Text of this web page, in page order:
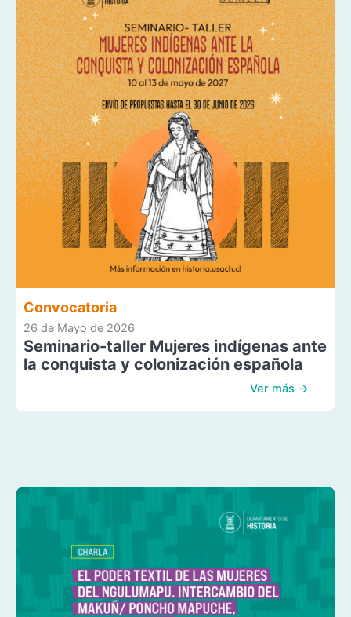
Convocatoria
26 de Mayo de 2026
Seminario-taller Mujeres indígenas ante
la conquista y colonización española
Ver más →